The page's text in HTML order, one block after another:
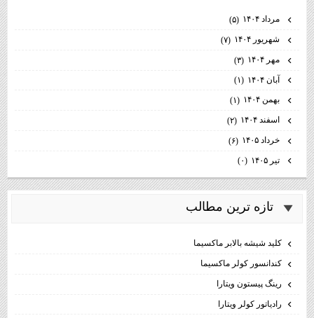
مرداد ۱۴۰۴
(۵)
شهریور ۱۴۰۴
(۷)
مهر ۱۴۰۴
(۳)
آبان ۱۴۰۴
(۱)
بهمن ۱۴۰۴
(۱)
اسفند ۱۴۰۴
(۲)
خرداد ۱۴۰۵
(۶)
تیر ۱۴۰۵
(۰)
تازه ترين مطالب
كليد شيشه بالابر ماكسيما
كندانسور كولر ماكسيما
رینگ پیستون ویتارا
رادیاتور کولر ویتارا